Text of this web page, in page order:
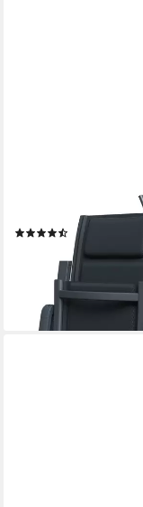
Gartenstuhl
verstellbarer
reißfest und
(9)
ab 148,92 €
nur diesen Monat
lieferbar - in 5-6